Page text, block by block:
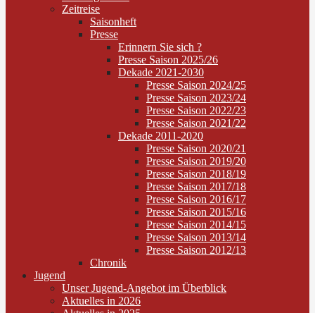
Zeitreise
Saisonheft
Presse
Erinnern Sie sich ?
Presse Saison 2025/26
Dekade 2021-2030
Presse Saison 2024/25
Presse Saison 2023/24
Presse Saison 2022/23
Presse Saison 2021/22
Dekade 2011-2020
Presse Saison 2020/21
Presse Saison 2019/20
Presse Saison 2018/19
Presse Saison 2017/18
Presse Saison 2016/17
Presse Saison 2015/16
Presse Saison 2014/15
Presse Saison 2013/14
Presse Saison 2012/13
Chronik
Jugend
Unser Jugend-Angebot im Überblick
Aktuelles in 2026